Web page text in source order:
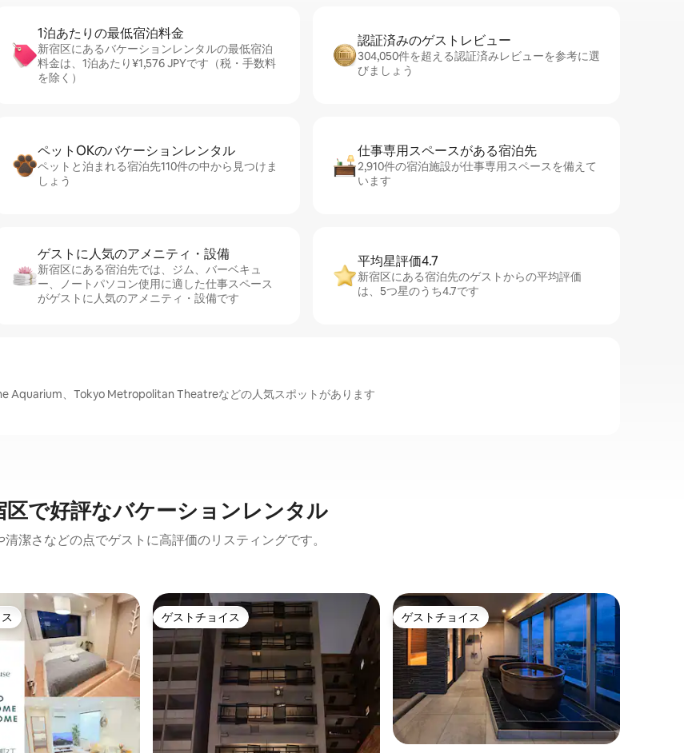
1泊あたりの最⁠低⁠宿⁠泊⁠料⁠金
新宿区にあるバケーションレンタルの最低宿泊
料金は、1泊あたり¥1,576 JPYです（税・手数料
を除く）
認証済みのゲ⁠ス⁠ト⁠レ⁠ビ⁠ュ⁠ー
304,050件を超える認証済みレビューを参考に選
びましょう
ペットOKのバ⁠ケ⁠ー⁠シ⁠ョ⁠ンレ⁠ン⁠タ⁠ル
ペットと泊まれる宿泊先110件の中から見つけま
しょう
仕事専用ス⁠ペ⁠ー⁠スがあ⁠る宿⁠泊⁠先
2,910件の宿泊施設が仕事専用スペースを備えて
います
ゲストに人⁠気⁠のア⁠メ⁠ニ⁠テ⁠ィ・設⁠備
新宿区にある宿泊先では、ジム、バーベキュ
ー、ノートパソコン使用に適した仕事スペース
がゲストに人気のアメニティ・設備です
平均星評価4.7
新宿区にある宿泊先のゲストからの平均評価
は、5つ星のうち4.7です
Aquarium、Tokyo Metropolitan Theatreなどの人気スポットがあります
区で好評なバケーションレンタル
清潔さなどの点でゲストに高評価のリスティングです。
ョイスです。 ゲストチョイス
ゲストチョイス ゲストチョイス
ゲストチョイス